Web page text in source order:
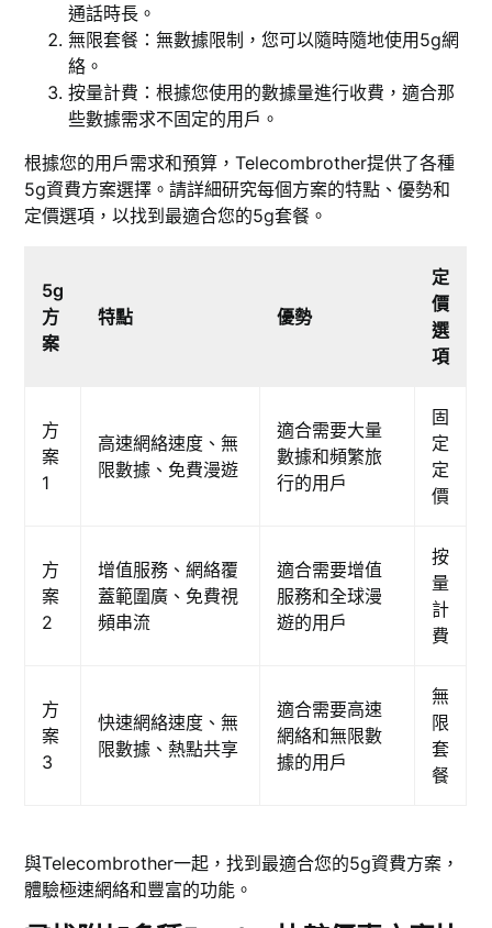
通話時長。
無限套餐：無數據限制，您可以隨時隨地使用5g網
絡。
按量計費：根據您使用的數據量進行收費，適合那
些數據需求不固定的用戶。
根據您的用戶需求和預算，Telecombrother提供了各種
5g資費方案選擇。請詳細研究每個方案的特點、優勢和
定價選項，以找到最適合您的5g套餐。
5g
方
案
特點 優勢
定
價
選
項
方
案
1
高速網絡速度、無
限數據、免費漫遊
適合需要大量
數據和頻繁旅
行的用戶
固
定
定
價
方
案
2
增值服務、網絡覆
蓋範圍廣、免費視
頻串流
適合需要增值
服務和全球漫
遊的用戶
按
量
計
費
方
案
3
快速網絡速度、無
限數據、熱點共享
適合需要高速
網絡和無限數
據的用戶
無
限
套
餐
與Telecombrother一起，找到最適合您的5g資費方案，
體驗極速網絡和豐富的功能。